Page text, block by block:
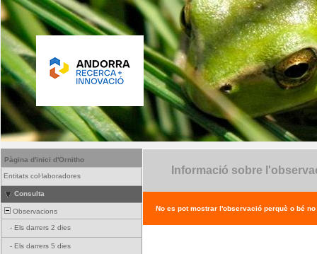
Pàgina d'inici d'Ornitho
Entitats col·laboradores
Consulta
Observacions
- Els darrers 2 dies
- Els darrers 5 dies
Informació sobre
No es pot mostrar l'observació perquè o bé